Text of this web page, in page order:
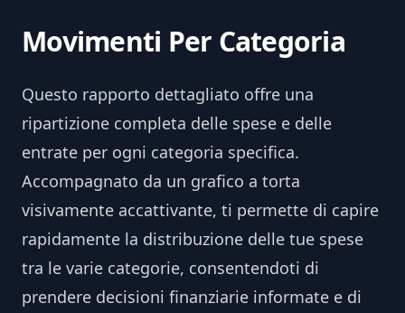
Movimenti Per Categoria
Questo rapporto dettagliato offre una
ripartizione completa delle spese e delle
entrate per ogni categoria specifica.
Accompagnato da un grafico a torta
visivamente accattivante, ti permette di capire
rapidamente la distribuzione delle tue spese
tra le varie categorie, consentendoti di
prendere decisioni finanziarie informate e di